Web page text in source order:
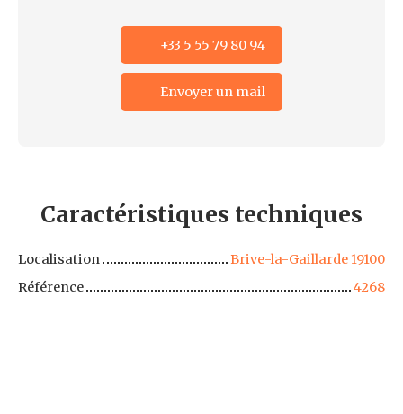
+33 5 55 79 80 94
Envoyer un mail
Caractéristiques techniques
Localisation
Brive-la-Gaillarde 19100
Référence
4268